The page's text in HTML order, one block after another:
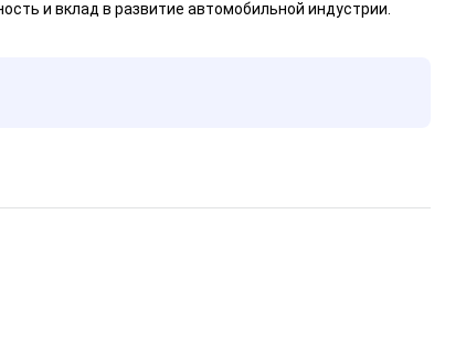
и вклад в развитие автомобильной индустрии.